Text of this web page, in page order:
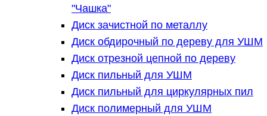
"Чашка"
Диск зачистной по металлу
Диск обдирочный по дереву для УШМ
Диск отрезной цепной по дереву
Диск пильный для УШМ
Диск пильный для циркулярных пил
Диск полимерный для УШМ